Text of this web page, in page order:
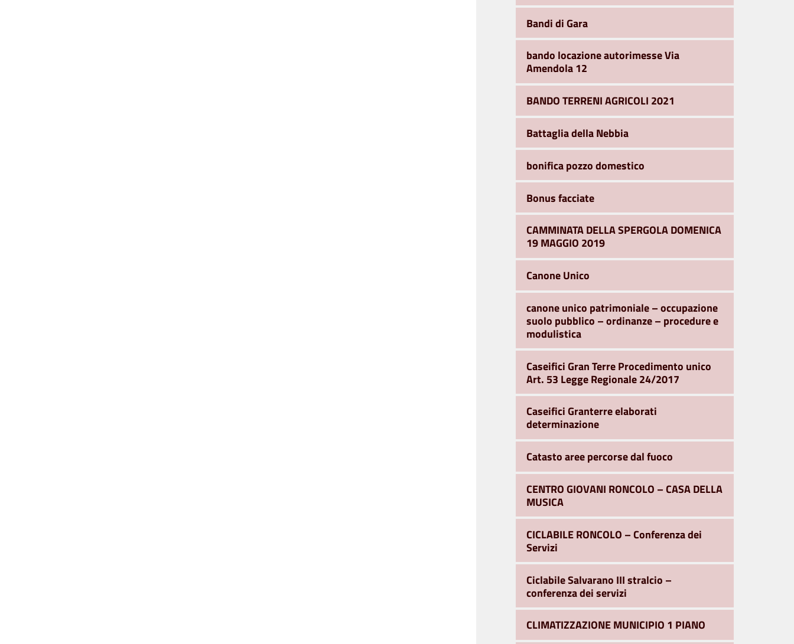
Bandi di Gara
bando locazione autorimesse Via
Amendola 12
BANDO TERRENI AGRICOLI 2021
Battaglia della Nebbia
bonifica pozzo domestico
Bonus facciate
CAMMINATA DELLA SPERGOLA DOMENICA
19 MAGGIO 2019
Canone Unico
canone unico patrimoniale – occupazione
suolo pubblico – ordinanze – procedure e
modulistica
Caseifici Gran Terre Procedimento unico
Art. 53 Legge Regionale 24/2017
Caseifici Granterre elaborati
determinazione
Catasto aree percorse dal fuoco
CENTRO GIOVANI RONCOLO – CASA DELLA
MUSICA
CICLABILE RONCOLO – Conferenza dei
Servizi
Ciclabile Salvarano III stralcio –
conferenza dei servizi
CLIMATIZZAZIONE MUNICIPIO 1 PIANO